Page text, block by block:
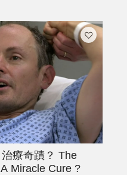
療奇蹟？ The
Miracle Cure ?